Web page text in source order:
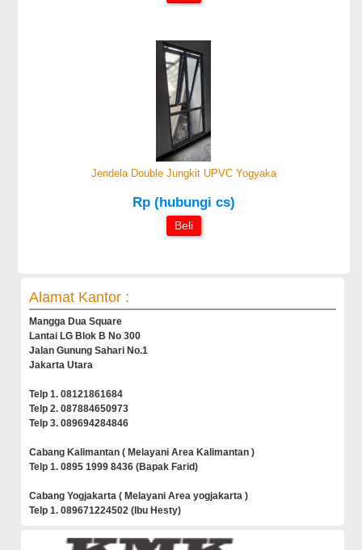
Jendela Double Jungkit UPVC Yogyaka
Rp (hubungi cs)
Beli
Alamat Kantor :
Mangga Dua Square
Lantai LG Blok B No 300
Jalan Gunung Sahari No.1
Jakarta Utara
Telp 1. 08121861684
Telp 2. 087884650973
Telp 3. 089694284846
Cabang Kalimantan ( Melayani Area Kalimantan )
Telp 1. 0895 1999 8436 (Bapak Farid)
Cabang Yogjakarta ( Melayani Area yogjakarta )
Telp 1. 089671224502 (Ibu Hesty)